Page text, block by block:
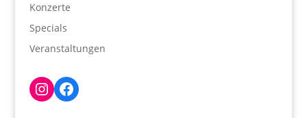
Konzerte
Specials
Veranstaltungen
Instagram
Facebook